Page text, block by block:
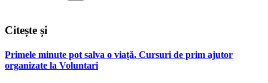
Citește și
Primele minute pot salva o viață. Cursuri de prim ajutor
organizate la Voluntari